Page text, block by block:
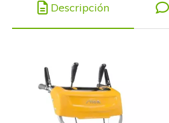
Descripción